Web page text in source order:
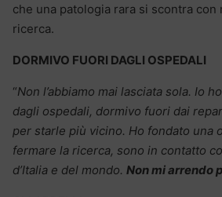
che una patologia rara si scontra
ricerca.
DORMIVO FUORI DAGLI OSPEDALI
“Non l’abbiamo mai lasciata sola. Io
dagli ospedali, dormivo fuori dai
per starle più vicino. Ho fondato una
fermare la ricerca, sono in contatto
d’Italia e del mondo. Non mi arrendo